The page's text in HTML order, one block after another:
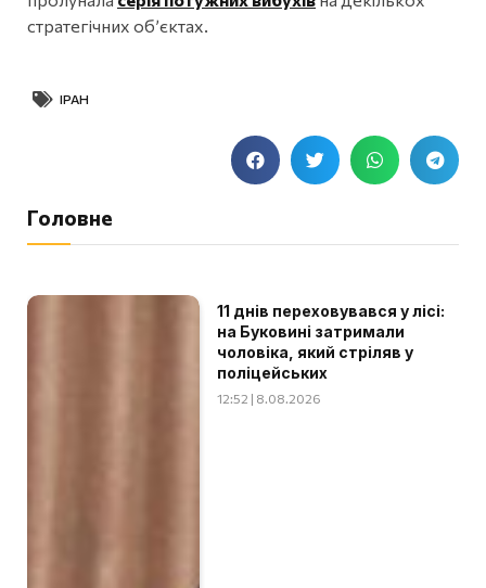
стратегічних об’єктах.
ІРАН
Головне
11 днів переховувався у лісі:
на Буковині затримали
чоловіка, який стріляв у
поліцейських
12:52 | 8.08.2026